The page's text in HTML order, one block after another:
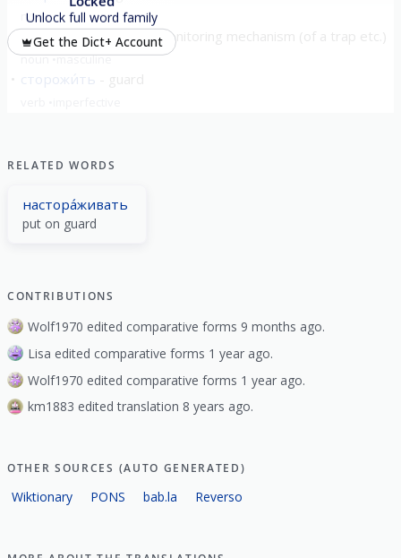
noun
сторожо́к release / monitoring mechanism (of a trap etc.)
noun masculine
сторожи́ть
Unlock full word family
Get the Dict+ Account
RELATED WORDS
настора́живать
put on guard
CONTRIBUTIONS
Wolf1970 edited comparative forms 9 months ago.
Lisa edited comparative forms 1 year ago.
Wolf1970 edited comparative forms 1 year ago.
km1883 edited translation 8 years ago.
OTHER SOURCES (AUTO GENERATED)
Wiktionary PONS bab.la Reverso